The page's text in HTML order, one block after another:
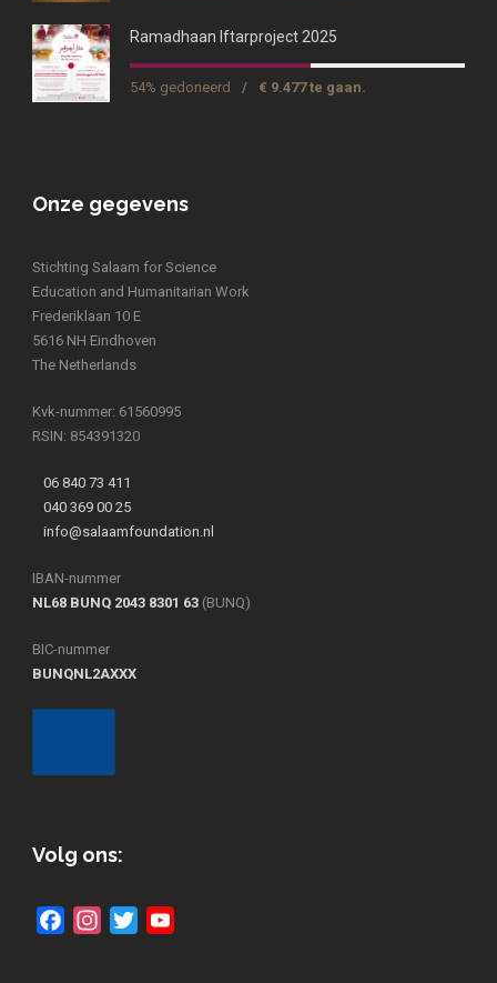
Ramadhaan Iftarproject 2025
54% gedoneerd / € 9.477 te gaan.
Onze gegevens
Stichting Salaam for Science
Education and Humanitarian Work
Frederiklaan 10 E
5616 NH Eindhoven
The Netherlands
Kvk-nummer: 61560995
RSIN: 854391320
06 840 73 411
040 369 00 25
info@salaamfoundation.nl
IBAN-nummer
NL68 BUNQ 2043 8301 63 (BUNQ)
BIC-nummer
BUNQNL2AXXX
Volg ons:
FacebookInstagram
Twitter